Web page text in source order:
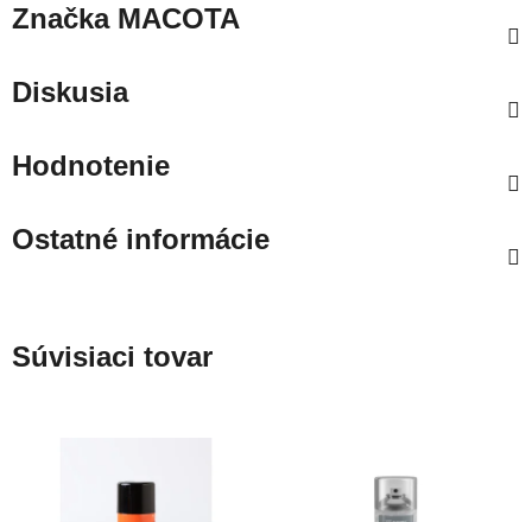
ZnačkaMACOTA
Diskusia
Hodnotenie
Ostatné informácie
Súvisiaci tovar